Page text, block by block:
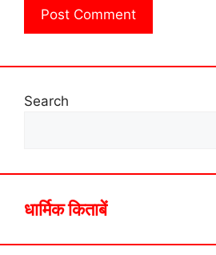
Search
धार्मिक किताबें